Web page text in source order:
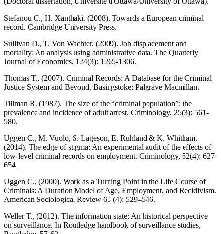
Stefanou C., H. Xanthaki. (2008). Towards a European criminal
record. Cambridge University Press.
Sullivan D., T. Von Wachter. (2009). Job displacement and
mortality: An analysis using administrative data. The Quarterly
Journal of Economics, 124(3): 1265-1306.
Thomas T., (2007). Criminal Records: A Database for the Criminal
Justice System and Beyond. Basingstoke: Palgrave Macmillan.
Tillman R. (1987). The size of the “criminal population”: the
prevalence and incidence of adult arrest. Criminology, 25(3): 561-
580.
Uggen C., M. Vuolo, S. Lageson, E. Ruhland & K. Whitham.
(2014). The edge of stigma: An experimental audit of the effects of
low‐level criminal records on employment. Criminology, 52(4): 627-
654.
Uggen C., (2000). Work as a Turning Point in the Life Course of
Criminals: A Duration Model of Age, Employment, and Recidivism.
American Sociological Review 65 (4): 529–546.
Weller T., (2012). The information state: An historical perspective
on surveillance. In Routledge handbook of surveillance studies,